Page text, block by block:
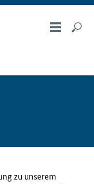
zu unserem